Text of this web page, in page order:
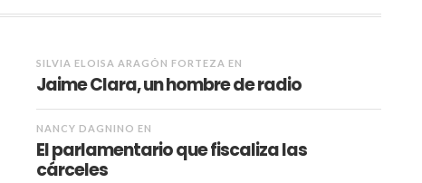
SILVIA ELOISA ARAGÓN FORTEZA EN
Jaime Clara, un hombre de radio
NANCY DAGNINO EN
El parlamentario que fiscaliza las
cárceles